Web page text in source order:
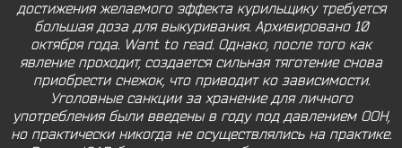
достижения желаемого эффекта курильщику требуется
большая доза для выкуривания. Архивировано 10
октября года. Want to read. Однако, после того как
явление проходит, создается сильная тяготение снова
приобрести снежок, что приводит ко зависимости.
Уголовные санкции за хранение для личного
употребления были введены в году под давлением ООН,
но практически никогда не осуществлялись на практике.